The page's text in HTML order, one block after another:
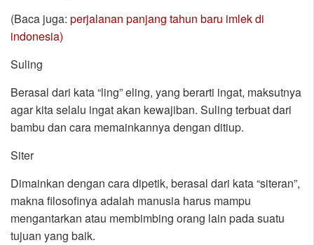
(Baca juga: perjalanan panjang tahun baru imlek di
indonesia)
Suling
Berasal dari kata “ling” eling, yang berarti ingat, maksutnya
agar kita selalu ingat akan kewajiban. Suling terbuat dari
bambu dan cara memainkannya dengan ditiup.
Siter
Dimainkan dengan cara dipetik, berasal dari kata “siteran”,
makna filosofinya adalah manusia harus mampu
mengantarkan atau membimbing orang lain pada suatu
tujuan yang baik.